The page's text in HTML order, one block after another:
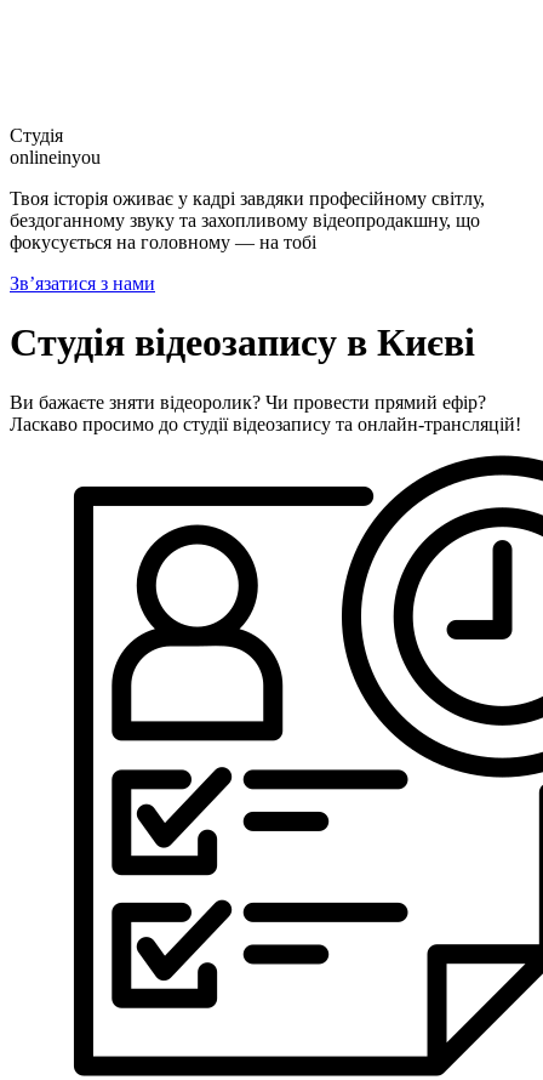
Студія
onlineinyou
Твоя історія оживає у кадрі завдяки професійному світлу,
бездоганному звуку та захопливому відеопродакшну, що
фокусується на головному — на тобі
Зв’язатися з нами
Студія відеозапису в Києві
Ви бажаєте зняти відеоролик? Чи провести прямий ефір?
Ласкаво просимо до студії відеозапису та онлайн-трансляцій!